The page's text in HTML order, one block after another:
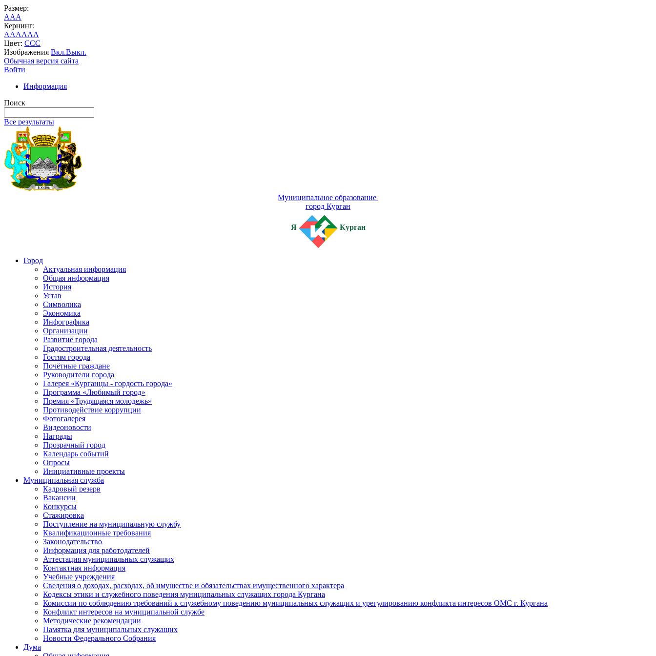
Размер:
AAA
Кернинг:
AAAAAA
Цвет: CCC
Изображения Вкл.Выкл.
Обычная версия сайта
Войти
Информация
Поиск
Все результаты
Муниципальное образование
город Курган
Я Курган
Город
Актуальная информация
Общая информация
История
Устав
Символика
Экономика
Инфографика
Организации
Развитие города
Градостроительная деятельность
Гостям города
Почётные граждане
Руководители города
Галерея «Курганцы - гордость города»
Программа «Любимый город»
Премия «Трудящаяся молодежь»
Противодействие коррупции
Фотогалерея
Видеоновости
Награды
Прозрачный город
Календарь событий
Опросы
Инициативные проекты
Муниципальная служба
Кадровый резерв
Вакансии
Конкурсы
Стажировка
Поступление на муниципальную службу
Квалификационные требования
Законодательство
Информация для работодателей
Аттестация муниципальных служащих
Контактная информация
Учебные учреждения
Сведения о доходах, расходах, об имуществе и обязательствах имущественного характера
Кодексы этики и служебного поведения муниципальных служащих города Кургана
Комиссии по соблюдению требований к служебному поведению муниципальных служащих и урегулированию конфликта интересов ОМС г. Кургана
Конфликт интересов на муниципальной службе
Методические рекомендации
Памятка для муниципальных служащих
Новости Федерального Cобрания
Дума